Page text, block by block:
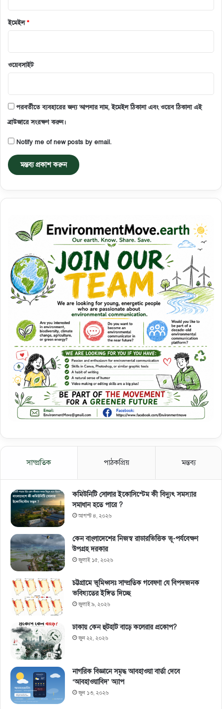
ইমেইল*
ওয়েবসাইট
পরবর্তীতে ব্যবহারের জন্য আপনার নাম, ইমেইল ঠিকানা এবং ওয়েব ঠিকানা এই
ব্রাউজারে সংরক্ষণ করুন।
Notify me of new posts by email.
সাম্প্রতিক পাঠকপ্রিয় মন্তব্য
কমিউনিটি সোলার ইকোসিস্টেম কী বিদ্যুৎ সমস্যার
সমাধান হতে পারে ?
আগস্ট ৪, ২০২৬
কেন বাংলাদেশের নিজস্ব রাডারভিত্তিক ভূ-পর্যবেক্ষণ
উপগ্রহ দরকার
জুলাই ১৫, ২০২৬
চট্টগ্রামে ভূমিধ্বসঃ সাম্প্রতিক গবেষণা যে বিপদজনক
ভবিষ্যতের ইঙ্গিত দিচ্ছে
জুলাই ৯, ২০২৬
ঢাকায় কেন হুটহাট বাড়ে কলেরার প্রকোপ?
জুন ২২, ২০২৬
নাগরিক বিজ্ঞানে সমৃদ্ধ আবহাওয়া বার্তা দেবে
‘আবহাওয়াবিদ’ অ্যাপ
জুন ১৩, ২০২৬